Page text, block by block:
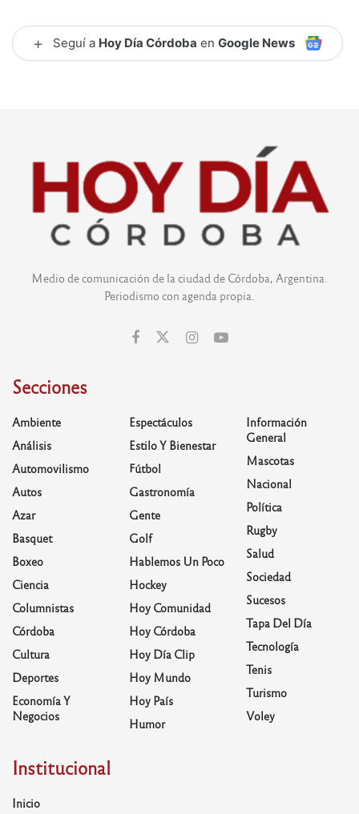
+ Seguí a Hoy Día Córdoba en Google News
Medio de comunicación de la ciudad de Córdoba, Argentina.
Periodismo con agenda propia.
Secciones
Ambiente
Análisis
Automovilismo
Autos
Azar
Basquet
Boxeo
Ciencia
Columnistas
Córdoba
Cultura
Deportes
Economía Y
Negocios
Espectáculos
Estilo Y Bienestar
Fútbol
Gastronomía
Gente
Golf
Hablemos Un Poco
Hockey
Hoy Comunidad
Hoy Córdoba
Hoy Día Clip
Hoy Mundo
Hoy País
Humor
Información
General
Mascotas
Nacional
Política
Rugby
Salud
Sociedad
Sucesos
Tapa Del Día
Tecnología
Tenis
Turismo
Voley
Institucional
Inicio